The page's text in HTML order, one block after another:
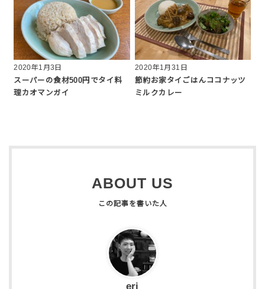
2020年1月3日
スーパーの食材500円でタイ料
理カオマンガイ
2020年1月31日
節約お家タイごはんココナッツ
ミルクカレー
ABOUT US
eri